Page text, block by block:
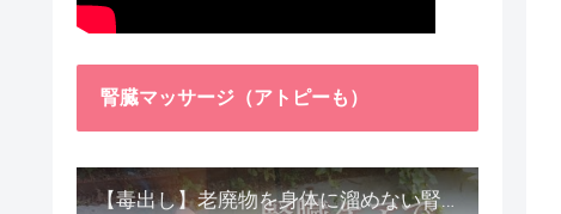
腎臓マッサージ（アトピーも）
【毒出し】老廃物を身体に溜めない腎臓ケア４種をご紹介します。